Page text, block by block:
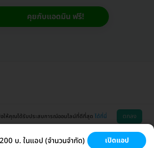
คุยกับแอดมิน ฟรี!
อให้คุณได้รับประสบการณ์ออนไลน์ที่ดีที่สุด ได้ที่นี่ ตกลง
บ. ในแอป (จำนวนจำกัด) เปิดแอป